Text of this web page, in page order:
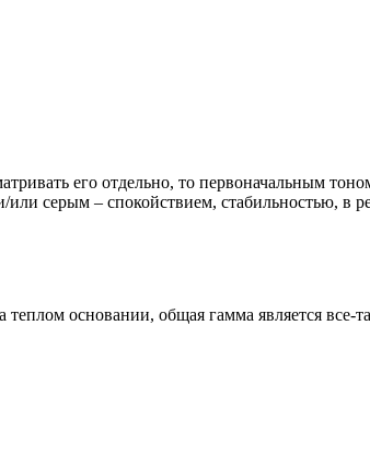
его отдельно, то первоначальным
серым – спокойствием, стабильностью, в
основании, общая гамма является все-